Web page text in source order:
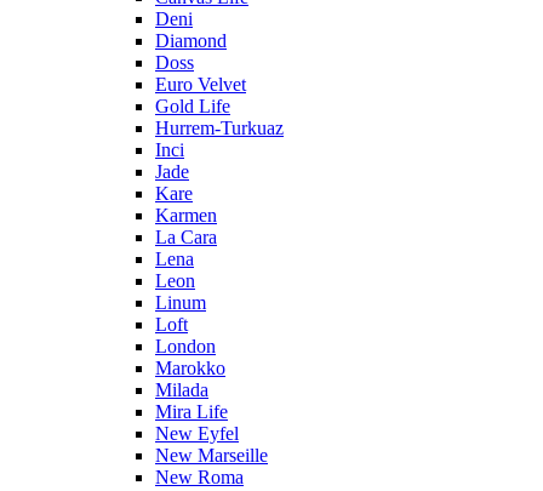
Deni
Diamond
Doss
Euro Velvet
Gold Life
Hurrem-Turkuaz
Inci
Jade
Kare
Karmen
La Cara
Lena
Leon
Linum
Loft
London
Marokko
Milada
Mira Life
New Eyfel
New Marseille
New Roma